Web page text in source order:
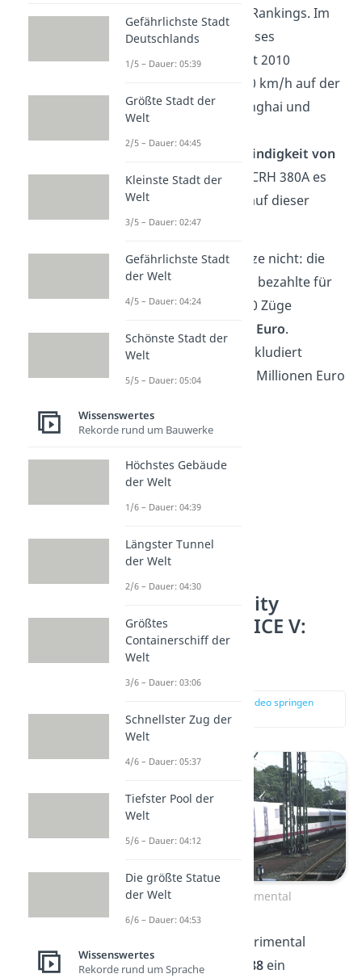
siebten Platz unseres Rankings. Im
Plandienst erreicht dieses
chinesische Modell seit 2010
rekordverdächtige 420 km/h auf der
Strecke zwischen Shanghai und
Durchschnittsgeschwindigkeit von
350 km/hmachte der CRH 380A es
möglich die Fahrtzeit auf dieser
Strecke zuhalbieren
Ganz billig ist das Ganze nicht: die
chinesische Regierung bezahlte für
einen Auftrag über 140 Züge
5,1 Mrd. Euro.
Entwicklungskosten inkludiert
entspricht das ca. 36,5 Millionen Euro
Platz 8 – Intercity
Experimental/ ICE V:
406,9 km/h
zur Stelle im Video springen
(01:13)
Intercity Experimental
Mit dem Intercity Experimental
schaffte esim Jahr 1988 ein
Gefährlichste Stadt
Deutschlands
1/5 – Dauer: 05:39
Größte Stadt der
Welt
2/5 – Dauer: 04:45
Kleinste Stadt der
Welt
3/5 – Dauer: 02:47
Gefährlichste Stadt
der Welt
4/5 – Dauer: 04:24
Schönste Stadt der
Welt
5/5 – Dauer: 05:04
Wissenswertes
Rekorde rund um Bauwerke
Höchstes Gebäude
der Welt
1/6 – Dauer: 04:39
Längster Tunnel
der Welt
2/6 – Dauer: 04:30
Größtes
Containerschiff der
Welt
3/6 – Dauer: 03:06
Schnellster Zug der
Welt
4/6 – Dauer: 05:37
Tiefster Pool der
Welt
5/6 – Dauer: 04:12
Die größte Statue
der Welt
6/6 – Dauer: 04:53
Wissenswertes
Rekorde rund um Sprache